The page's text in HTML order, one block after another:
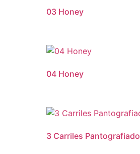
03 Honey
04 Honey
3 Carriles Pantografiado